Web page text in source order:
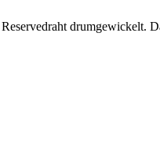
drumgewickelt.